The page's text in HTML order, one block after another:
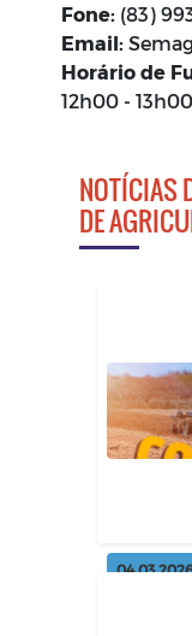
Fone: (83)
Email:
Horário de
12h00 -
NOTÍCIAS
DE
04.03.2026